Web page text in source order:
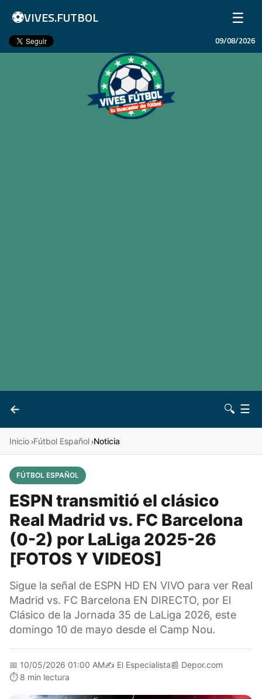
⚽VIVES.FUTBOL ☰
Inicio
09/08/2026
←
Vives 🔍 ☰
Inicio ›Fútbol Español ›Noticia
FÚTBOL ESPAÑOL
ESPN transmitió el clásico
Real Madrid vs. FC Barcelona
(0-2) por LaLiga 2025-26
[FOTOS Y VIDEOS]
Sigue la señal de ESPN HD EN VIVO para ver Real
Madrid vs. FC Barcelona EN DIRECTO, por El
Clásico de la Jornada 35 de LaLiga 2026, este
domingo 10 de mayo desde el Camp Nou.
📅 10/05/2026 01:00 AM✍️ El Especialista📰 Depor.com
⏱️ 8 min lectura